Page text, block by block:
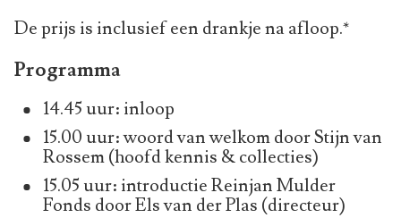
De prijs is inclusief een drankje na afloop.*
Programma
14.45 uur: inloop
15.00 uur: woord van welkom door Stijn van
Rossem (hoofd kennis & collecties)
15.05 uur: introductie Reinjan Mulder
Fonds door Els van der Plas (directeur)